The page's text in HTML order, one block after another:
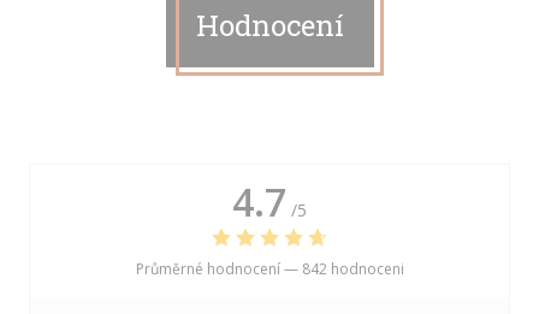
Hodnocení
4.7 /5
Průměrné hodnocení — 842 hodnoceni